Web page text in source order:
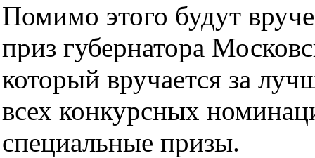
Помимо этого будут
приз губернатора
который вручается за
всех конкурсных
специальные призы.